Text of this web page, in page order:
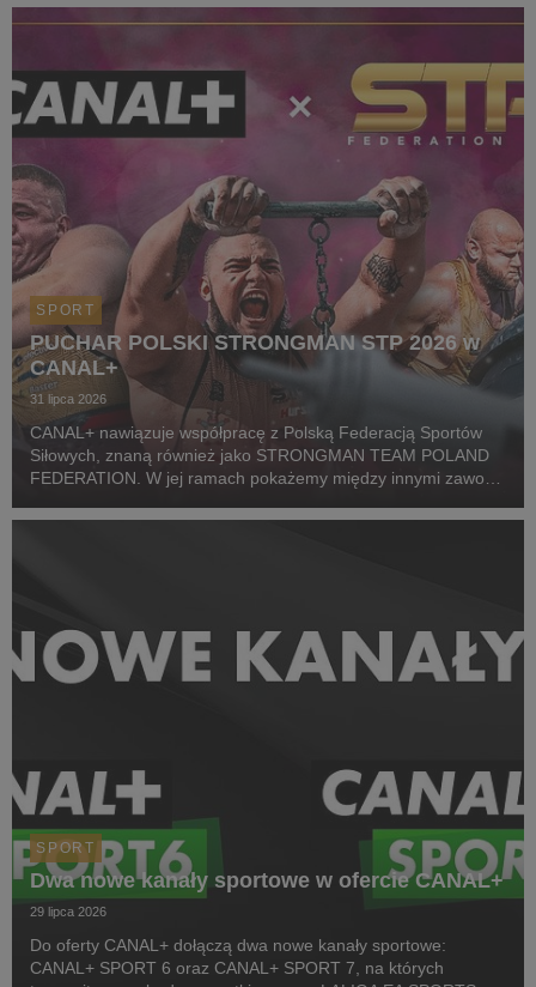
startowych naszego zawodnika podczas
SPORT
PUCHAR POLSKI STRONGMAN STP 2026 w
CANAL+
31 lipca 2026
CANAL+ nawiązuje współpracę z Polską Federacją Sportów
Siłowych, znaną również jako STRONGMAN TEAM POLAND
FEDERATION. W jej ramach pokażemy między innymi zawody
Pierwszym wydarzeniem prezentowanym w CANAL+ SPORT 5
SPORT
Dwa nowe kanały sportowe w ofercie CANAL+
29 lipca 2026
Do oferty CANAL+ dołączą dwa nowe kanały sportowe:
CANAL+ SPORT 6 oraz CANAL+ SPORT 7, na których